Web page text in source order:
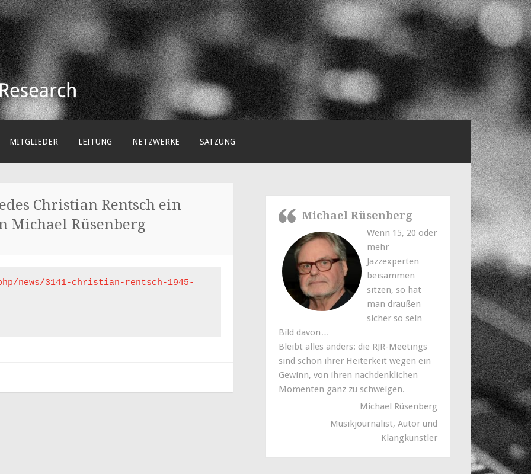
e.V.
MITGLIEDER LEITUNG NETZWERKE SATZUNG
Christian Rentsch ein
Michael Rüsenberg
news/3141-christian-rentsch-1945-
Michael Rüsenberg
Wenn 15, 20 oder
mehr
Jazzexperten
beisammen
sitzen, so hat
man draußen
sicher so sein
Bild davon…
Bleibt alles anders: die RJR-Meetings
sind schon ihrer Heiterkeit wegen ein
Gewinn, von ihren nachdenklichen
Momenten ganz zu schweigen.
Michael Rüsenberg
Musikjournalist, Autor und
Klangkünstler